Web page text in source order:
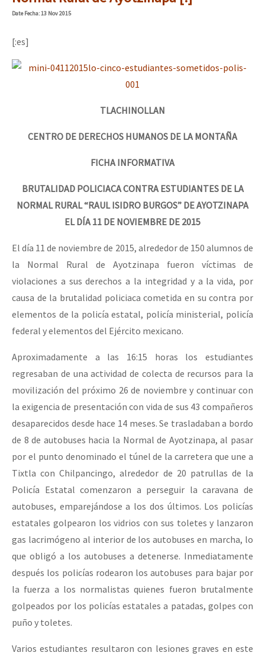
Mundo
Presos
Niñxs
ETIQUETAS
Fotorreportaje
Video
Otras secciones
la naturaleza bajo asedio)
Libros para descargar
Medios Libres
Eventos
Contacto
Dia 1: Encontro “Guerra contra a Humanidade”
Se o México sabe, que o mundo saiba! Nossas lutas pela
[25 abr – CDMX] Tokín por el CNI: 30 años de Resistencia y
DateFecha: 13 Nov 2015
[:es]
TLACHINOLLAN
CENTRO DE DERECHOS HUMANOS DE LA MONTAÑA
FICHA INFORMATIVA
BRUTALIDAD POLICIACA CONTRA ESTUDIANTES DE LA
NORMAL RURAL “RAUL ISIDRO BURGOS” DE AYOTZINAPA
EL DÍA 11 DE NOVIEMBRE DE 2015
El día 11 de noviembre de 2015, alrededor de 150 alumnos de
la Normal Rural de Ayotzinapa fueron víctimas de
violaciones a sus derechos a la integridad y a la vida, por
causa de la brutalidad policiaca cometida en su contra por
elementos de la policía estatal, policía ministerial, policía
federal y elementos del Ejército mexicano.
Aproximadamente a las 16:15 horas los estudiantes
regresaban de una actividad de colecta de recursos para la
movilización del próximo 26 de noviembre y continuar con
la exigencia de presentación con vida de sus 43 compañeros
desaparecidos desde hace 14 meses. Se trasladaban a bordo
de 8 de autobuses hacia la Normal de Ayotzinapa, al pasar
por el punto denominado el túnel de la carretera que une a
Tixtla con Chilpancingo, alrededor de 20 patrullas de la
Policía Estatal comenzaron a perseguir la caravana de
autobuses, emparejándose a los dos últimos. Los policías
estatales golpearon los vidrios con sus toletes y lanzaron
gas lacrimógeno al interior de los autobuses en marcha, lo
que obligó a los autobuses a detenerse. Inmediatamente
después los policías rodearon los autobuses para bajar por
la fuerza a los normalistas quienes fueron brutalmente
golpeados por los policías estatales a patadas, golpes con
puño y toletes.
Varios estudiantes resultaron con lesiones graves en este